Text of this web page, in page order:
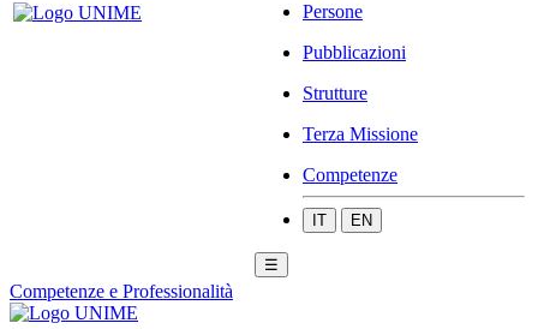
Persone
Pubblicazioni
Strutture
Terza Missione
Competenze
IT EN
☰
Competenze e Professionalità